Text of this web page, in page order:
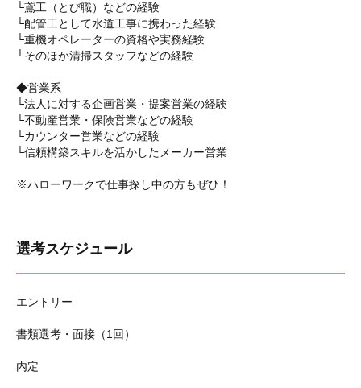
└鳶工（とび職）などの経験
└配管工として水道工事に携わった経験
└重機オペレーターの資格や実務経験
└そのほか清掃スタッフなどの経験
◆営業系
└法人に対する企画営業・提案営業の経験
└不動産営業・保険営業などの経験
└カウンター営業などの経験
└信頼構築スキルを活かしたメーカー営業
※ハローワークで仕事探し中の方もぜひ！
選考スケジュール
エントリー
書類選考・面接（1回）
内定